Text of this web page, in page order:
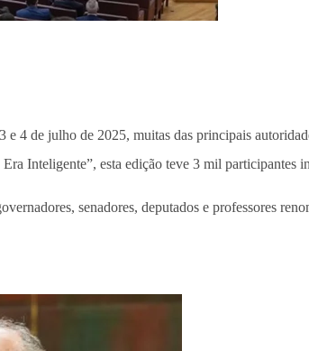
e 4 de julho de 2025, muitas das principais
Inteligente”, esta edição teve 3 mil participantes
senadores, deputados e professores